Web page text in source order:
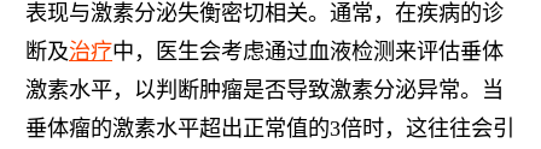
表现与激素分泌失衡密切相关。通常，在疾病的诊
断及治疗中，医生会考虑通过血液检测来评估垂体
激素水平，以判断肿瘤是否导致激素分泌异常。当
垂体瘤的激素水平超出正常值的3倍时，这往往会引